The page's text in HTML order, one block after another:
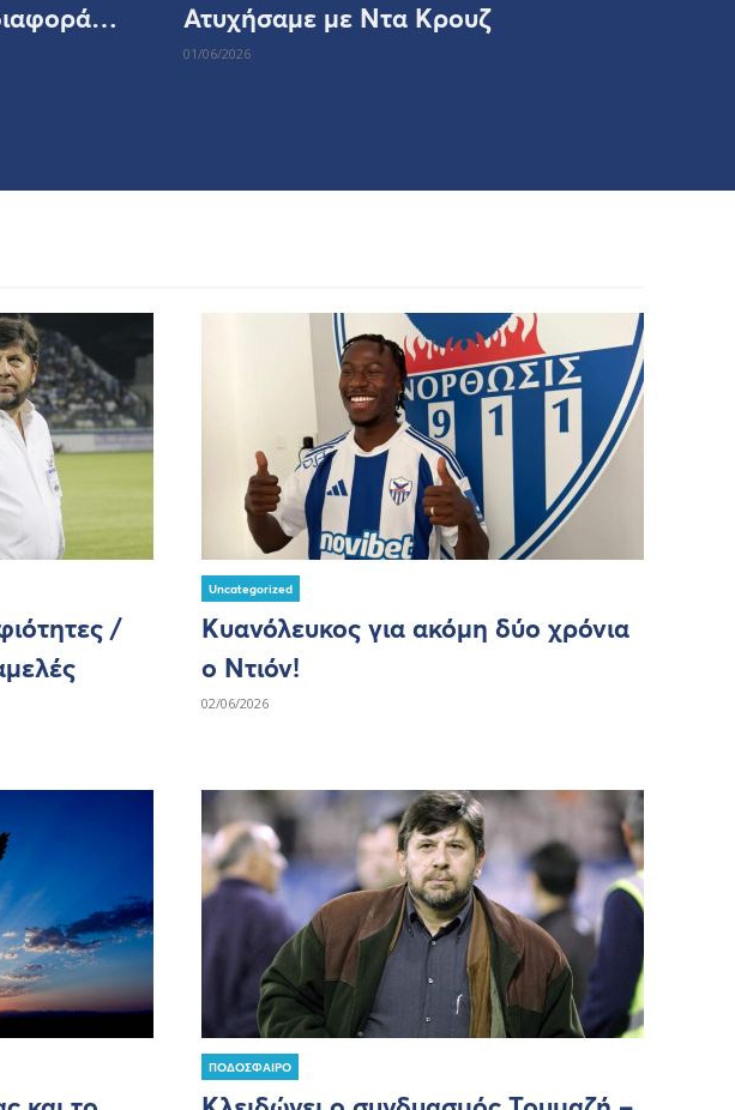
Ατυχήσαμε με Ντα Κρουζ
01/06/2026
/
Uncategorized
Κυανόλευκος για ακόμη δύο χρόνια
ο Ντιόν!
02/06/2026
ΠΟΔΟΣΦΑΙΡΟ